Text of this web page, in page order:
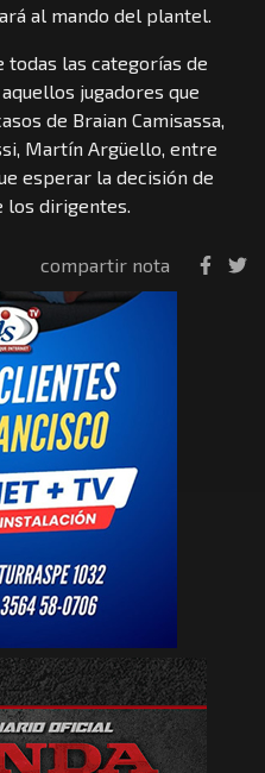
al mando del plantel.
todas las categorías de
jugadores que
de Braian Camisassa,
Martín Argüello, entre
esperar la decisión de
los dirigentes.
compartir nota